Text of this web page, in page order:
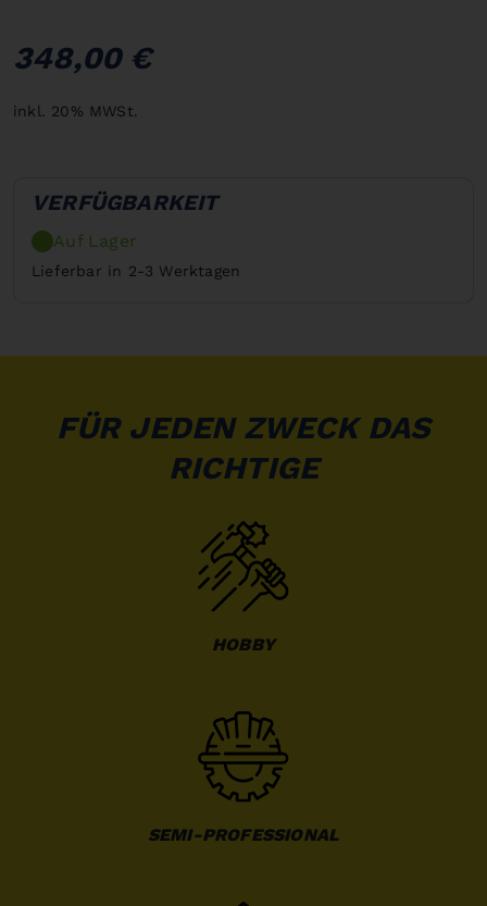
348,00 €
inkl. 20% MWSt.
VERFÜGBARKEIT
Auf Lager
Lieferbar in 2-3 Werktagen
FÜR JEDEN ZWECK DAS
RICHTIGE
HOBBY
SEMI-PROFESSIONAL